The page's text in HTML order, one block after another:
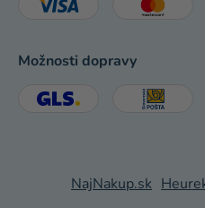
Možnosti dopravy
NajNakup.sk